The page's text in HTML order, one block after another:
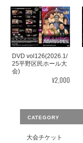
DVD vol126(2026.1/
25平野区民ホール大
会)
¥2,000
CATEGORY
大会チケット